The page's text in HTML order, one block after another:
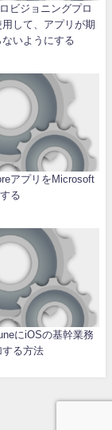
ビジョニングプロ
して、アプリが期
いようにする
アプリをMicrosoft
る
にiOSの基幹業務
する方法